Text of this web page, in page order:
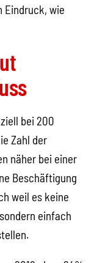
Eindruck, wie
bei 200
Zahl der
näher bei einer
Beschäftigung
weil es keine
einfach